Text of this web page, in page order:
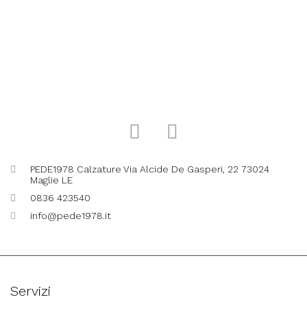
PEDE1978 Calzature Via Alcide De Gasperi, 22 73024
Maglie LE
0836 423540
info@pede1978.it
Servizi